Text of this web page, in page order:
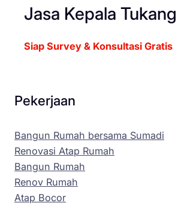
Jasa Kepala Tukang
Siap Survey & Konsultasi Gratis
Pekerjaan
Bangun Rumah bersama Sumadi
Renovasi Atap Rumah
Bangun Rumah
Renov Rumah
Atap Bocor